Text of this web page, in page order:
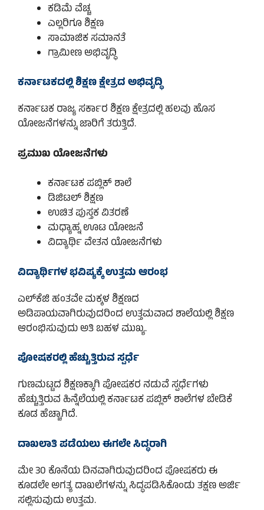
ಕಡಿಮೆ ವೆಚ್ಚ
ಎಲ್ಲರಿಗೂ ಶಿಕ್ಷಣ
ಸಾಮಾಜಿಕ ಸಮಾನತೆ
ಗ್ರಾಮೀಣ ಅಭಿವೃದ್ಧಿ
ಕರ್ನಾಟಕದಲ್ಲಿ ಶಿಕ್ಷಣ ಕ್ಷೇತ್ರದ ಅಭಿವೃದ್ಧಿ
ಕರ್ನಾಟಕ ರಾಜ್ಯ ಸರ್ಕಾರ ಶಿಕ್ಷಣ ಕ್ಷೇತ್ರದಲ್ಲಿ ಹಲವು ಹೊಸ
ಯೋಜನೆಗಳನ್ನು ಜಾರಿಗೆ ತರುತ್ತಿದೆ.
ಪ್ರಮುಖ ಯೋಜನೆಗಳು
ಕರ್ನಾಟಕ ಪಬ್ಲಿಕ್ ಶಾಲೆ
ಡಿಜಿಟಲ್ ಶಿಕ್ಷಣ
ಉಚಿತ ಪುಸ್ತಕ ವಿತರಣೆ
ಮಧ್ಯಾಹ್ನ ಊಟ ಯೋಜನೆ
ವಿದ್ಯಾರ್ಥಿ ವೇತನ ಯೋಜನೆಗಳು
ವಿದ್ಯಾರ್ಥಿಗಳ ಭವಿಷ್ಯಕ್ಕೆ ಉತ್ತಮ ಆರಂಭ
ಎಲ್‌ಕೆಜಿ ಹಂತವೇ ಮಕ್ಕಳ ಶಿಕ್ಷಣದ
ಅಡಿಪಾಯವಾಗಿರುವುದರಿಂದ ಉತ್ತಮವಾದ ಶಾಲೆಯಲ್ಲಿ ಶಿಕ್ಷಣ
ಆರಂಭಿಸುವುದು ಅತಿ ಬಹಳ ಮುಖ್ಯ.
ಪೋಷಕರಲ್ಲಿ ಹೆಚ್ಚುತ್ತಿರುವ ಸ್ಪರ್ಧೆ
ಗುಣಮಟ್ಟದ ಶಿಕ್ಷಣಕ್ಕಾಗಿ ಪೋಷಕರ ನಡುವೆ ಸ್ಪರ್ಧೆಗಳು
ಹೆಚ್ಚುತ್ತಿರುವ ಹಿನ್ನೆಲೆಯಲ್ಲಿ ಕರ್ನಾಟಕ ಪಬ್ಲಿಕ್ ಶಾಲೆಗಳ ಬೇಡಿಕೆ
ಕೂಡ ಹೆಚ್ಚಾಗಿದೆ.
ದಾಖಲಾತಿ ಪಡೆಯಲು ಈಗಲೇ ಸಿದ್ಧರಾಗಿ
ಮೇ 30 ಕೊನೆಯ ದಿನವಾಗಿರುವುದರಿಂದ ಪೋಷಕರು ಈ
ಕೂಡಲೇ ಅಗತ್ಯ ದಾಖಲೆಗಳನ್ನು ಸಿದ್ಧಪಡಿಸಿಕೊಂಡು ತಕ್ಷಣ ಅರ್ಜಿ
ಸಲ್ಲಿಸುವುದು ಉತ್ತಮ.